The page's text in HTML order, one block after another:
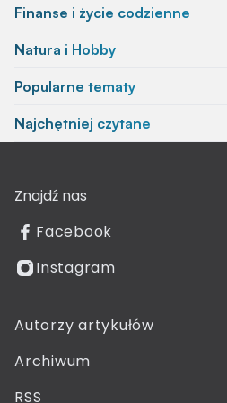
Finanse i życie codzienne
Natura i Hobby
Popularne tematy
Najchętniej czytane
Znajdź nas
Facebook
Instagram
Autorzy artykułów
Archiwum
RSS